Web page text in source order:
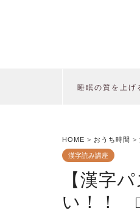
睡眠の質を上げ
HOME > おうち時間 >
漢字読み講座
【漢字
い！！